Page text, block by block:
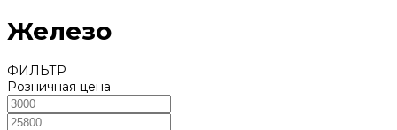
Железо
ФИЛЬТР
Розничная цена